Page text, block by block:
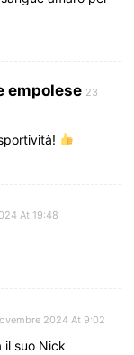
empolese 23
At 19:48
2024 At 9:02
il suo Nick